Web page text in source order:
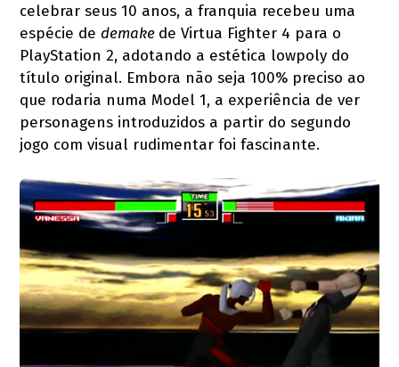
celebrar seus 10 anos, a franquia recebeu uma
espécie dedemake de Virtua Fighter 4 para o
PlayStation 2, adotando a estética lowpoly do
título original. Embora não seja 100% preciso ao
que rodaria numa Model 1, a experiência de ver
personagens introduzidos a partir do segundo
jogo com visual rudimentar foi fascinante.